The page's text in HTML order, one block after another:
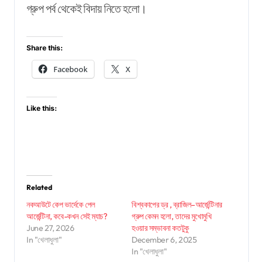
গ্রুপ পর্ব থেকেই বিদায় নিতে হলো।
Share this:
Facebook X
Like this:
Related
নকআউটে কেপ ভার্দেকে পেল
আর্জেন্টিনা, কবে-কখন সেই ম্যাচ?
June 27, 2026
In "খেলাধুলা"
বিশ্বকাপের ড্র , ব্রাজিল–আর্জেন্টিনার
গ্রুপ কেমন হলো, তাদের মুখোমুখি
হওয়ার সম্ভাবনা কতটুকু
December 6, 2025
In "খেলাধুলা"